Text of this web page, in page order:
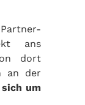
ans
dort
an der
um